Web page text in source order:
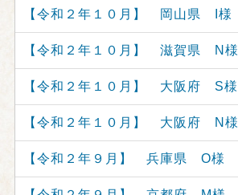
【令和２年１０月】 岡山県 I様
【令和２年１０月】 滋賀県 N様
【令和２年１０月】 大阪府 S様
【令和２年１０月】 大阪府 N様
【令和２年９月】 兵庫県 O様